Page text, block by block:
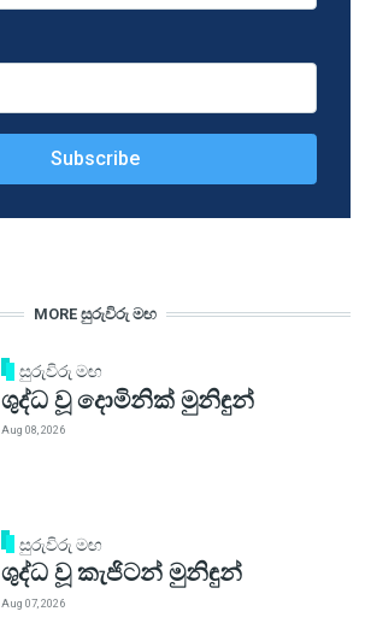
MORE සුරුවිරු මඟ
සුරුවිරු මඟ
ශුද්ධ වූ දොමිනික් මුනිඳුන්
Aug 08, 2026
සුරුවිරු මඟ
ශුද්ධ වූ කැජිටන් මුනිඳුන්
Aug 07, 2026